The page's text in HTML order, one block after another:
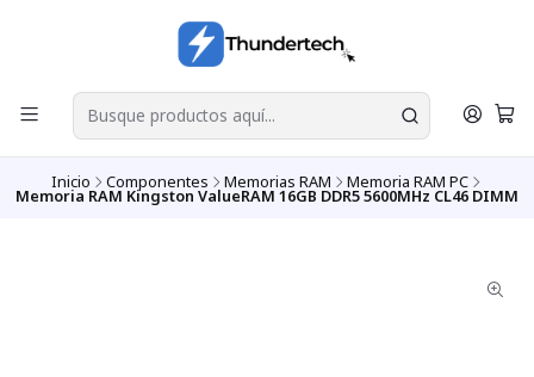
Inicio Componentes Memorias RAM Memoria RAM PC
Memoria RAM Kingston ValueRAM 16GB DDR5 5600MHz CL46 DIMM